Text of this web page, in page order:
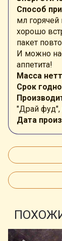
Способ
мл горячей
хорошо
пакет
И можно
аппетита!
Масса
Срок
"Драй фуд",
Дата